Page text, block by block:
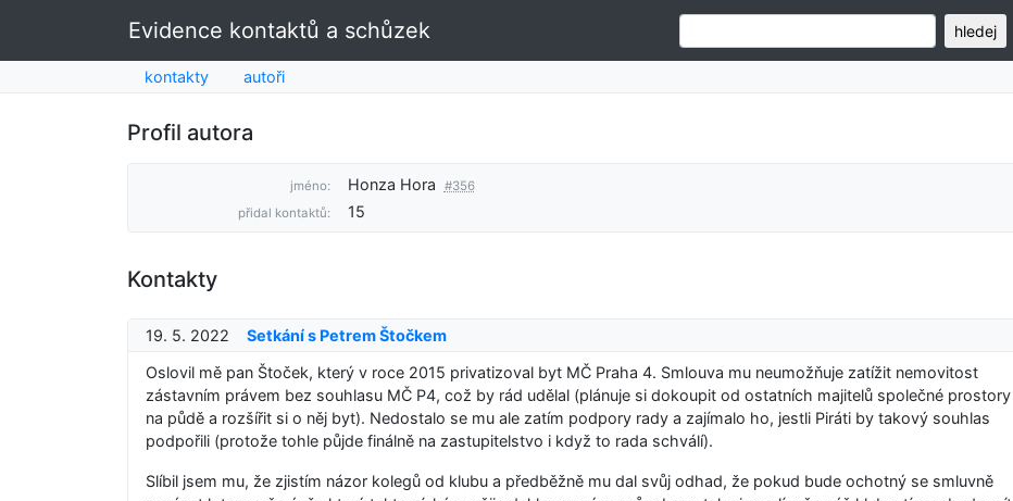
Evidence kontaktů a schůzek hledej
kontakty autoři
Profil autora
jméno: Honza Hora
#356
přidal kontaktů:
15
Kontakty
19. 5. 2022
Setkání s Petrem Štočkem
Oslovil mě pan Štoček, který v roce 2015 privatizoval byt MČ Praha 4. Smlouva mu neumožňuje zatížit nemovitost
zástavním právem bez souhlasu MČ P4, což by rád udělal (plánuje si dokoupit od ostatních majitelů společné prostory
na půdě a rozšířit si o něj byt). Nedostalo se mu ale zatím podpory rady a zajímalo ho, jestli Piráti by takový souhlas
podpořili (protože tohle půjde finálně na zastupitelstvo i když to rada schválí).
Slíbil jsem mu, že zjistím názor kolegů od klubu a předběžně mu dal svůj odhad, že pokud bude ochotný se smluvně